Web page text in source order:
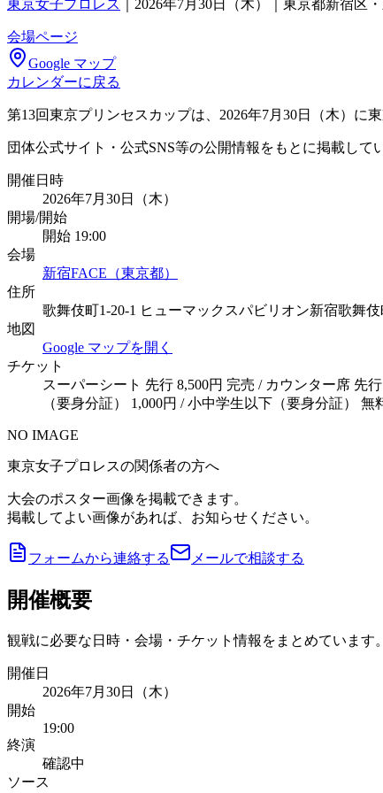
東京女子プロレス 2026年7月30日（木）｜東京都新宿区
会場ページ
Google マップ
カレンダーに戻る
第13回東京プリンセスカップは、2026年7月30日（木）に
団体公式サイト・公式SNS等の公開情報をもとに掲載して
開催日時
2026年7月30日（木）
開場/開始
開始 19:00
会場
新宿FACE（東京都）
住所
歌舞伎町1-20-1 ヒューマックスパビリオン新宿歌舞伎
地図
Google マップを開く
チケット
スーパーシート 先行 8,500円 完売 / カウンター席 先
（要身分証） 1,000円 / 小中学生以下（要身分証） 無
NO IMAGE
東京女子プロレスの関係者の方へ
大会のポスター画像を掲載できます。
掲載してよい画像があれば、お知らせください。
フォームから連絡する メールで相談する
開催概要
観戦に必要な日時・会場・チケット情報をまとめています。
開催日
2026年7月30日（木）
開始
19:00
終演
確認中
ソース